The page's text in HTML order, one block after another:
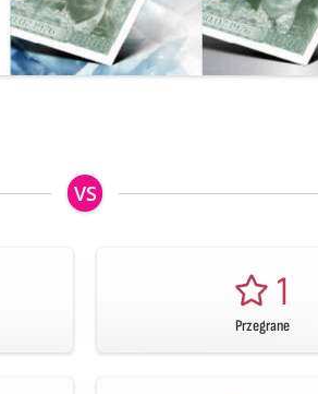
VS
1
Przegrane